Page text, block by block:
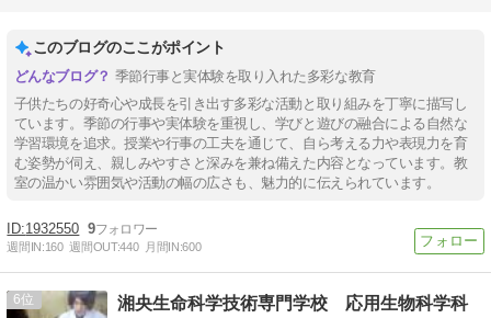
このブログのここがポイント
季節行事と実体験を取り入れた多彩な教育
子供たちの好奇心や成長を引き出す多彩な活動と取り組みを丁寧に描写し
ています。季節の行事や実体験を重視し、学びと遊びの融合による自然な
学習環境を追求。授業や行事の工夫を通じて、自ら考える力や表現力を育
む姿勢が伺え、親しみやすさと深みを兼ね備えた内容となっています。教
室の温かい雰囲気や活動の幅の広さも、魅力的に伝えられています。
1932550 9
週間IN:160 週間OUT:440 月間IN:600
6 湘央生命科学技術専門学校 応用生物科学科